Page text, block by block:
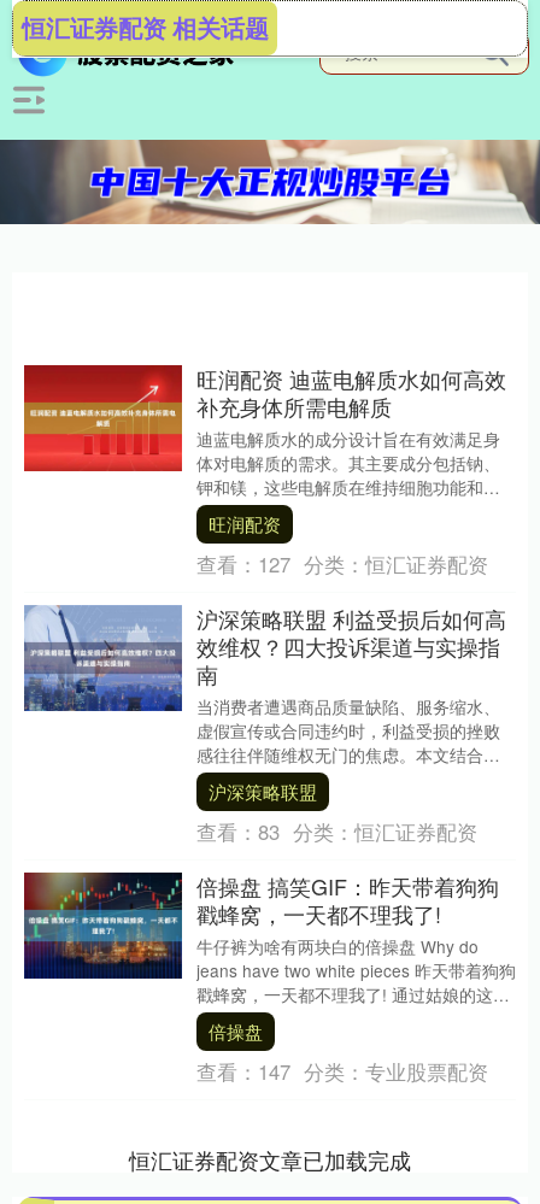
恒汇证券配资 相关话题
旺润配资 迪蓝电解质水如何高效
补充身体所需电解质
迪蓝电解质水的成分设计旨在有效满足身
体对电解质的需求。其主要成分包括钠、
钾和镁，这些电解质在维持细胞功能和稳
定心脏节律方面发挥了关键作用。除此之
外，迪蓝电解质水....
旺润配资
查看： 127 分类：恒汇证券配资
沪深策略联盟 利益受损后如何高
效维权？四大投诉渠道与实操指
南
当消费者遭遇商品质量缺陷、服务缩水、
虚假宣传或合同违约时，利益受损的挫败
感往往伴随维权无门的焦虑。本文结合法
律框架与真实案例，梳理从协商到诉讼的
全流程维权路径，....
沪深策略联盟
查看： 83 分类：恒汇证券配资
倍操盘 搞笑GIF：昨天带着狗狗
戳蜂窝，一天都不理我了!
牛仔裤为啥有两块白的倍操盘 Why do
jeans have two white pieces 昨天带着狗狗
戳蜂窝，一天都不理我了! 通过姑娘的这个
表情就能看....
倍操盘
查看： 147 分类： 专业股票配资
恒汇证券配资文章已加载完成